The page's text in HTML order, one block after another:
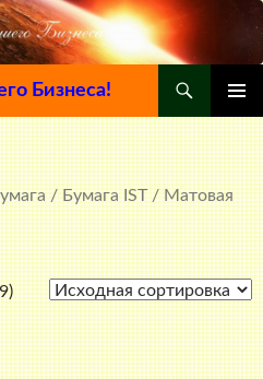
Бизнеса!
МЕНЮ
/Бумага IST/ Матовая